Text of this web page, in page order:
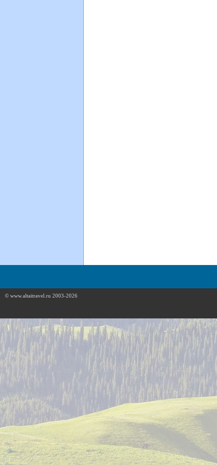
© www.altaitravel.ru 2003-2026